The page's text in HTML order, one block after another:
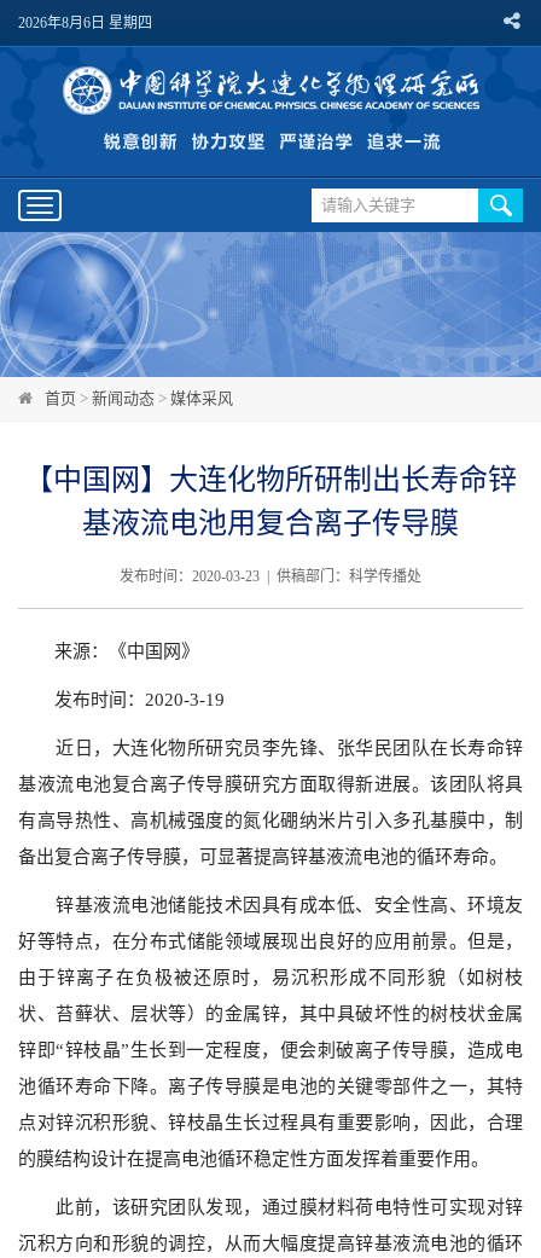
2026年8月6日 星期四
Toggle
navigation
首页 > 新闻动态 > 媒体采风
【中国网】大连化物所研制出长寿命锌
基液流电池用复合离子传导膜
发布时间：2020-03-23 | 供稿部门：科学传播处
来源：《中国网》
发布时间：2020-3-19
近日，大连化物所研究员李先锋、张华民团队在长寿命锌
基液流电池复合离子传导膜研究方面取得新进展。该团队将具
有高导热性、高机械强度的氮化硼纳米片引入多孔基膜中，制
备出复合离子传导膜，可显著提高锌基液流电池的循环寿命。
锌基液流电池储能技术因具有成本低、安全性高、环境友
好等特点，在分布式储能领域展现出良好的应用前景。但是，
由于锌离子在负极被还原时，易沉积形成不同形貌（如树枝
状、苔藓状、层状等）的金属锌，其中具破坏性的树枝状金属
锌即“锌枝晶”生长到一定程度，便会刺破离子传导膜，造成电
池循环寿命下降。离子传导膜是电池的关键零部件之一，其特
点对锌沉积形貌、锌枝晶生长过程具有重要影响，因此，合理
的膜结构设计在提高电池循环稳定性方面发挥着重要作用。
此前，该研究团队发现，通过膜材料荷电特性可实现对锌
沉积方向和形貌的调控，从而大幅度提高锌基液流电池的循环